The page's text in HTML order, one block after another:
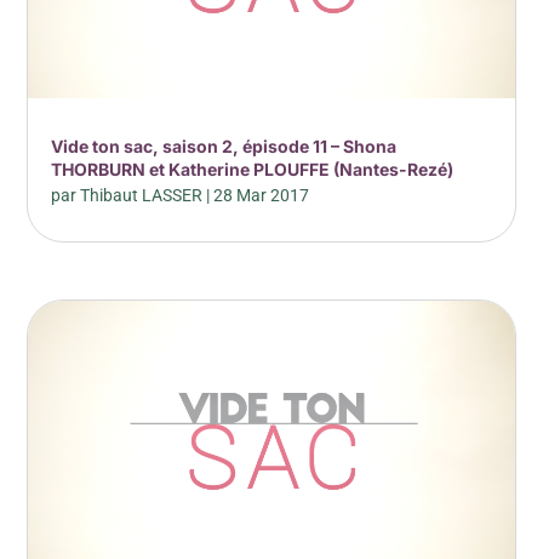
Vide ton sac, saison 2, épisode 11 – Shona
THORBURN et Katherine PLOUFFE (Nantes-Rezé)
parThibaut LASSER |28 Mar 2017